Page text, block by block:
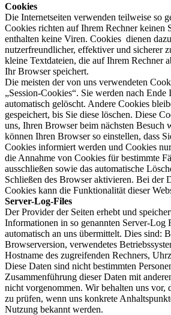
Cookies
Die Internetseiten verwenden teilweise so
Cookies richten auf Ihrem Rechner keinen
enthalten keine Viren. Cookies dienen
nutzerfreundlicher, effektiver und sicherer
kleine Textdateien, die auf Ihrem Rechner
Ihr Browser speichert.
Die meisten der von uns verwendeten
„Session-Cookies“. Sie werden nach Ende
automatisch gelöscht. Andere Cookies
gespeichert, bis Sie diese löschen. Diese
uns, Ihren Browser beim nächsten Besuch
können Ihren Browser so einstellen, dass
Cookies informiert werden und Cookies
die Annahme von Cookies für bestimmte
ausschließen sowie das automatische
Schließen des Browser aktivieren. Bei der
Cookies kann die Funktionalität dieser
Server-Log-Files
Der Provider der Seiten erhebt und
Informationen in so genannten Server-Log
automatisch an uns übermittelt. Dies sind:
Browserversion, verwendetes
Hostname des zugreifenden Rechners,
Diese Daten sind nicht bestimmten
Zusammenführung dieser Daten mit
nicht vorgenommen. Wir behalten uns vor,
zu prüfen, wenn uns konkrete
Nutzung bekannt werden.